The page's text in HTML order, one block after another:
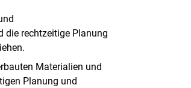
die rechtzeitige Planung
Materialien und
Planung und